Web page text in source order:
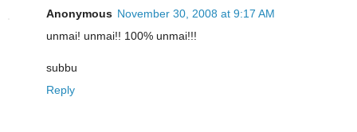
Anonymous November 30, 2008 at 9:17 AM
unmai! unmai!! 100% unmai!!!
subbu
Reply